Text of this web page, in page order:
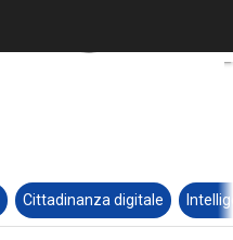
Cittadinanza digitale